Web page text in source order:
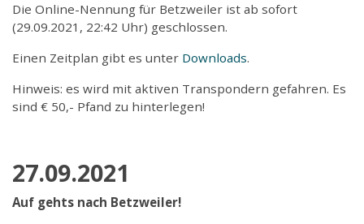
Die Online-Nennung für Betzweiler ist ab sofort
(29.09.2021, 22:42 Uhr) geschlossen.
Einen Zeitplan gibt es unter Downloads.
Hinweis: es wird mit aktiven Transpondern gefahren. Es
sind € 50,- Pfand zu hinterlegen!
27.09.2021
Auf gehts nach Betzweiler!